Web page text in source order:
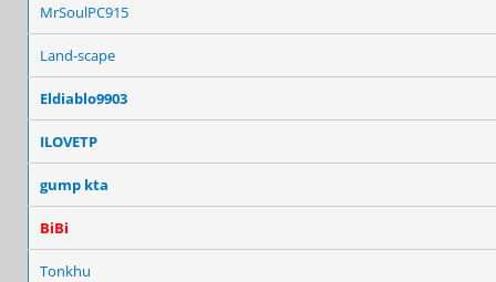
MrSoulPC915
Land-scape
Eldiablo9903
ILOVETP
gump kta
BiBi
Tonkhu